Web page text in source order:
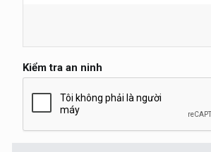
Kiểm tra an ninh